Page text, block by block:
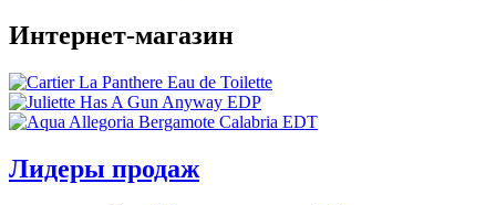
Annick Goutal
Antonio Banderas
Aramis
Armaf
Armand Basi
Azzaro
Интернет-магазин
Лидеры продаж